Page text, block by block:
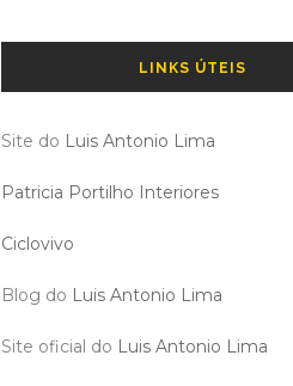
LINKS ÚTEIS
Site do Luis Antonio Lima
Patricia Portilho Interiores
Ciclovivo
Blog do Luis Antonio Lima
Site oficial do Luis Antonio Lima